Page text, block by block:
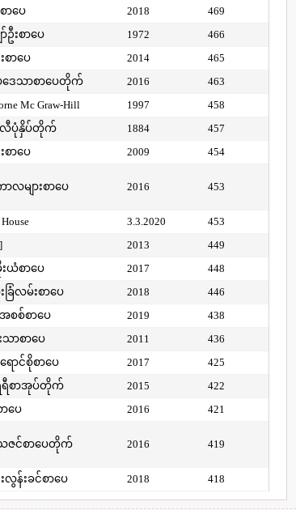
ာပေ 2018
469
ဦးစာပေ 1972
466
စာပေ 2014
465
ဒေသာစာပေတိုက် 2016
463
Mc Graw-Hill 1997
458
လီပုံနှိပ်တိုက် 1884
457
စာပေ 2009 454
လများစာပေ 2016 453
3.3.2020
453
2013
449
းယံစာပေ 2017
448
ခြံလမ်းစာပေ 2018
446
စစ်စာပေ 2019
438
သာစာပေ 2011
436
ောင်စိုစာပေ 2017
425
ရီစာအုပ်တိုက် 2015
422
ပေ 2016 421
ဇင်စာပေတိုက် 2016 419
လွန်းခင်စာပေ 2018 418